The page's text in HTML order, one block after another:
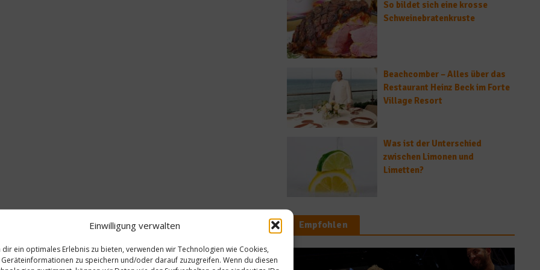
Einwilligung verwalten
dir ein optimales Erlebnis zu bieten, verwenden wir Technologien wie Cookies,
Geräteinformationen zu speichern und/oder darauf zuzugreifen. Wenn du diesen
So bildet sich eine krosse
Schweinebratenkruste
Beachcomber – Alles über das
Restaurant Heinz Beck im Forte
Village Resort
Was ist der Unterschied
zwischen Limonen und
Limetten?
Empfohlen